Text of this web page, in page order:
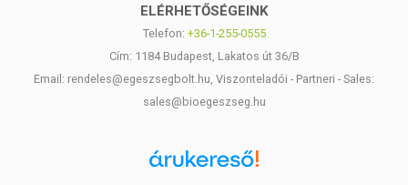
ELÉRHETŐSÉGEINK
Telefon: +36-1-255-0555
Cím: 1184 Budapest, Lakatos út 36/B
Email: rendeles@egeszsegbolt.hu, Viszonteladói - Partneri - Sales:
sales@bioegeszseg.hu